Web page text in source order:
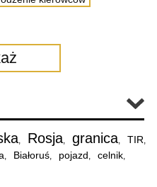
, Rosja, granica, TIR,
, Białoruś, pojazd, celnik,